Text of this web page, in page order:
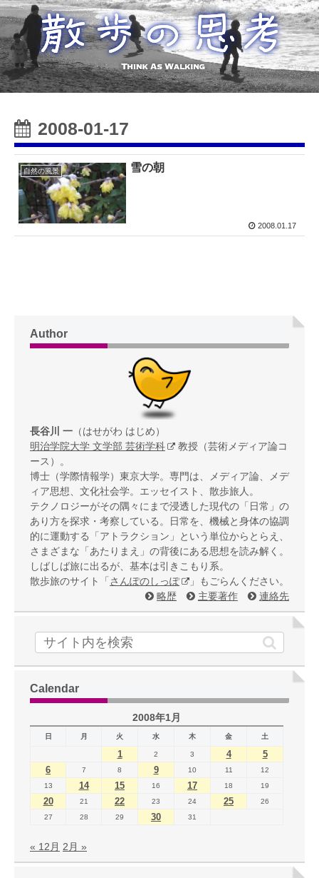
2008-01-17
自然の風景 雪の朝
2008.01.17
Author
長谷川 一 （はせがわ はじめ）
明治学院大学 文学部 芸術学科
教授（芸術メディア論コ
ース）。
博士（学際情報学）東京大学。専門は、メディア論、メデ
ィア思想、文化社会学。エッセイスト、散歩旅人。
テクノロジーがその隅々にまで浸透した現代の「日常」の
あり方を探求・考察している。日常を、機械と身体の協調
的に運動する「アトラクション」という単位からとらえ、
さまざまな「あたりまえ」の背後にある思想を読み解く。
しばしば旅に出るが、基本は引きこもり系。
散歩旅のサイト「 さんぽのしっぽ
」もごらんください。
略歴
主要著作 連絡先
Calendar
2008年1月
日 月 火 水 木 金 土
1 2 3 4
5
6
7 8 9 10 11
12
13
14 15 16 17 18 19
20 21 22 23 24 25
26
27
28 29 30 31
« 12月 2月 »